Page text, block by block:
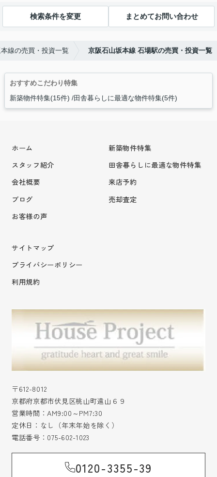
検索条件を変更 まとめてお問い合わせ
線の売買・投資一覧 京阪石山坂本線 石場駅の売買・投資一覧
おすすめこだわり特集
新築物件特集(15件) 田舎暮らしに最適な物件特集(5件)
ホーム
スタッフ紹介
会社概要
ブログ
お客様の声
新築物件特集
田舎暮らしに最適な物件特集
来店予約
売却査定
サイトマップ
プライバシーポリシー
利用規約
〒612-8012
京都府京都市伏見区桃山町遠山６９
営業時間：AM9:00～PM7:30
定休日：なし（年末年始を除く）
電話番号： 075-602-1023
0120-3355-39